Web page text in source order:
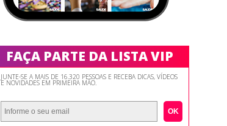
FAÇA PARTE DA LISTA VIP
JUNTE-SE A MAIS DE 16.320 PESSOAS E RECEBA DICAS, VÍDEOS
E NOVIDADES EM PRIMEIRA MÃO.
OK